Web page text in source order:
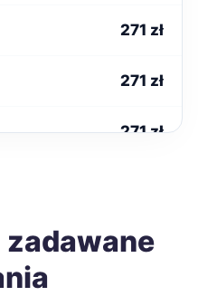
271 zł
271 zł
271 zł
272 zł